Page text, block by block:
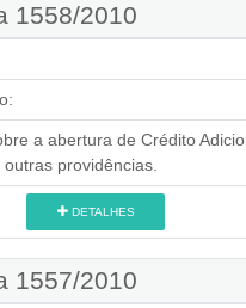
1558/2010
a abertura de Crédito
providências.
DETALHES
1557/2010